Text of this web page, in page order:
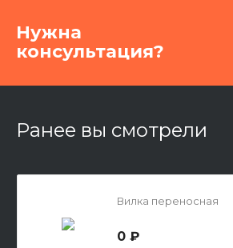
Нужна
консультация?
Ранее вы смотрели
Вилка переносная
0 ₽